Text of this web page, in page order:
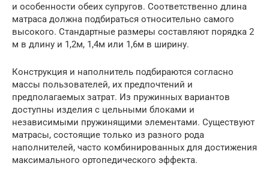
и особенности обеих супругов. Соответственно длина
матраса должна подбираться относительно самого
высокого. Стандартные размеры составляют порядка 2
м в длину и 1,2м, 1,4м или 1,6м в ширину.
Конструкция и наполнитель подбираются согласно
массы пользователей, их предпочтений и
предполагаемых затрат. Из пружинных вариантов
доступны изделия с цельными блоками и
независимыми пружинящими элементами. Существуют
матрасы, состоящие только из разного рода
наполнителей, часто комбинированных для достижения
максимального ортопедического эффекта.